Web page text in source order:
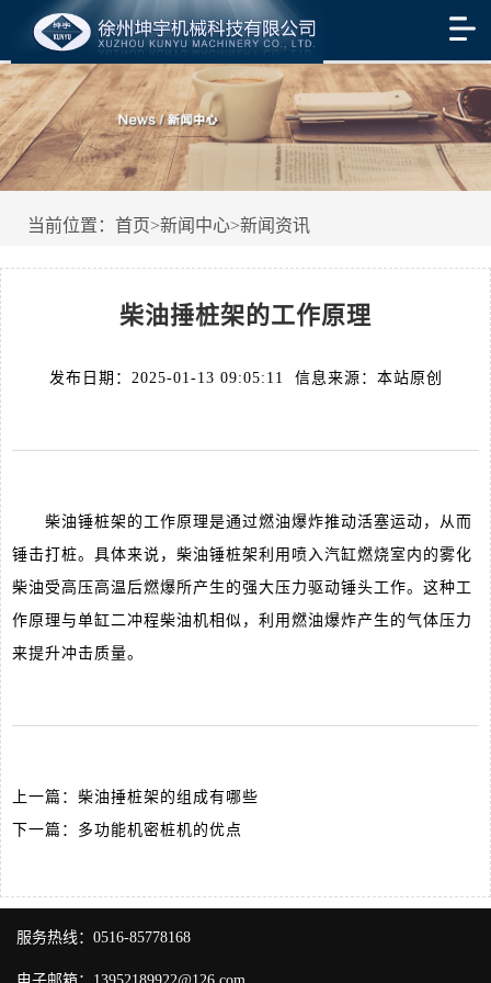
当前位置： 首页>新闻中心>新闻资讯
柴油捶桩架的工作原理
发布日期：2025-01-13 09:05:11 信息来源：本站原创
柴油锤桩架的工作原理‌是通过燃油爆炸推动活塞运动，从而
锤击打桩。具体来说，柴油锤桩架利用喷入汽缸燃烧室内的雾化
柴油受高压高温后燃爆所产生的强大压力驱动锤头工作‌。这种工
作原理与单缸二冲程柴油机相似，利用燃油爆炸产生的气体压力
来提升冲击质量‌。
上一篇： 柴油捶桩架的组成有哪些
下一篇： 多功能机密桩机的优点
服务热线：0516-85778168